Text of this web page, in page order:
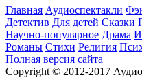
Главная Аудиоспектакли
Детектив Для детей Сказки
Научно-популярное Драма
Романы Стихи Религия
Полная версия сайта
Copyright © 2012-2017